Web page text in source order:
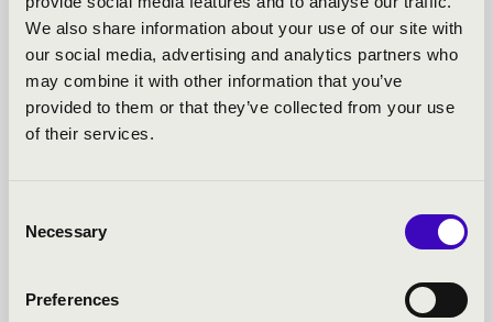
We also share information about your use of our site with
our social media, advertising and analytics partners who
may combine it with other information that you’ve
provided to them or that they’ve collected from your use
of their services.
Selection
Necessary
Preferences
KASTÉLYKONCERTEK -
GYULA - TOVÁBBI
KONCERTEK